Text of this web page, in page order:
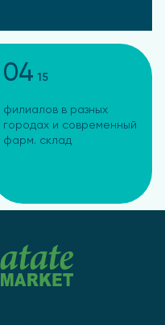
04 15
филиалов в разных
городах и современный
фарм. склад